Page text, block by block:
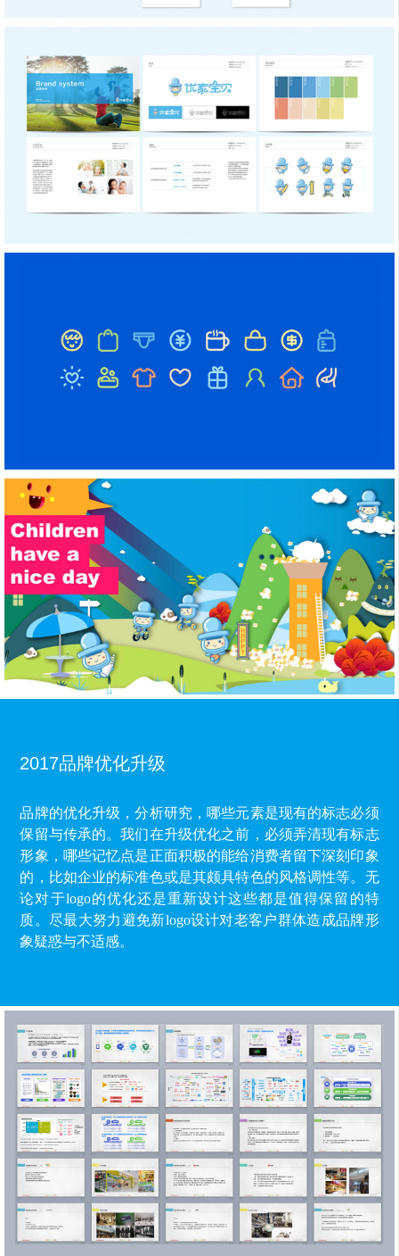
2017品牌优化升级
品牌的优化升级，分析研究，哪些元素是现有的标志必须
保留与传承的。我们在升级优化之前，必须弄清现有标志
形象，哪些记忆点是正面积极的能给消费者留下深刻印象
的，比如企业的标准色或是其颇具特色的风格调性等。无
论对于logo的优化还是重新设计这些都是值得保留的特
质。尽最大努力避免新logo设计对老客户群体造成品牌形
象疑惑与不适感。